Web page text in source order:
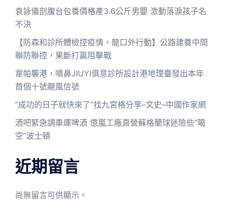
袁詠儀剖腹台包養價格產3.6公斤男嬰 激動落淚孩子名
不決
【防森和診所體檢控疫情，龍口外行動】公路建養中間
聯防聯控，果斷打贏阻擊戰
韋帕襲港，噴鼻JIUYI俱意診所設計港地理臺發出本年
首個十號颶風信號
“成功的日子就快來了”找九宮格分享–文史–中國作家網
酒吧緊急調車運啤酒 億嵐工廠直營蘇格蘭球迷險些“喝
空”波士頓
近期留言
尚無留言可供顯示。